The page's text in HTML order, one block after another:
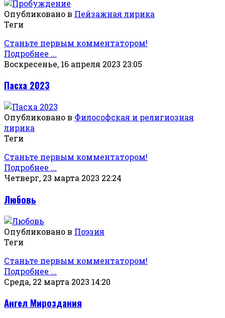
Опубликовано в Пейзажная лирика
Теги
Станьте первым комментатором!
Подробнее ...
Воскресенье, 16 апреля 2023 23:05
Пасха 2023
Опубликовано в Философская и религиозная
лирика
Теги
Станьте первым комментатором!
Подробнее ...
Четверг, 23 марта 2023 22:24
Любовь
Опубликовано в Поэзия
Теги
Станьте первым комментатором!
Подробнее ...
Среда, 22 марта 2023 14:20
Ангел Мироздания